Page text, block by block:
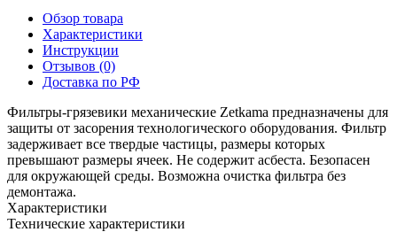
Обзор товара
Характеристики
Инструкции
Отзывов (0)
Доставка по РФ
Фильтры-грязевики механические Zetkama предназначены для
защиты от засорения технологического оборудования. Фильтр
задерживает все твердые частицы, размеры которых
превышают размеры ячеек. Не содержит асбеста. Безопасен
для окружающей среды. Возможна очистка фильтра без
демонтажа.
Характеристики
Технические характеристики